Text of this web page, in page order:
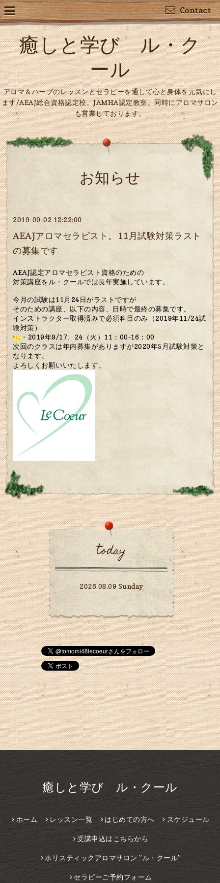
Contact
癒しと学び ル・ク
ール
アロマ＆ハーブのレッスンとセラピーを通して心と身体を元気にし
ます/AEAJ総合資格認定校。JAMHA認定教室。同時にアロマサロン
も営業しております。
お知らせ
2019-09-02 12:22:00
AEAJアロマセラピスト。11月試験対策ラスト
の募集です
AEAJ認定アロマセラピスト資格のための
対策講座をル・クールでは長年実施しています。
今月の試験は11月24日がラストですが
そのための講座、以下の内容、日時で最終の募集です。
インストラクター取得済みで必須科目のみ（2019年11/24試
験対策）
・2019年9/17、24（火）11：00-16：00
次回のクラスは年内募集がありますが2020年5月試験対策と
なります。
よろしくお願いいたします。
today
2026.08.09 Sunday
癒しと学び ル・クール
ホーム レッスン一覧 はじめての方へ スケジュール
受講申込はこちらから
ホリスティックアロマサロン ”ル・クール”
セラピーご予約フォーム